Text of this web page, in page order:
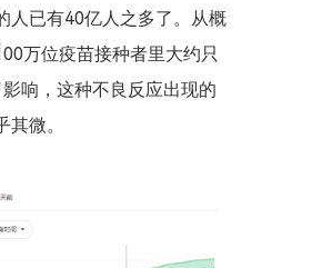
人已有40亿人之多了。从概
万位疫苗接种者里大约只
响，这种不良反应出现的
微。